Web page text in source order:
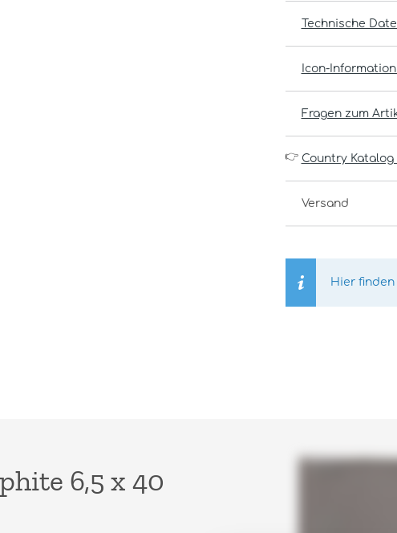
Technische
Icon-
Fragen zum
👉 Country Katalog
Versand
Hier finden
6,5 x 40